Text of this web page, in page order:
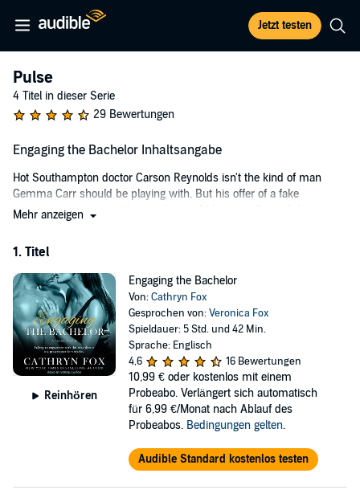
Jetzt testen
Pulse
4 Titel in dieser Serie
29 Bewertungen
Engaging the Bachelor Inhaltsangabe
Hot Southampton doctor Carson Reynolds isn't the kind of man
Gemma Carr should be playing with. But his offer of a fake
engagement comes with sexy, late night house calls, and despite
have her. It's been ten years since he's had her in his arms, but that
hasn't lessened his intense need for her. To save her reputation and
get his parents off his back, he makes her an offer she can't refuse.
It's the perfect set-up—until this fake engagement starts to feel a
little too real....
Contains mature themes.
©2016 Cathryn Fox (P)2022 Tantor
Mehr anzeigen
1. Titel
Reinhören
Engaging the Bachelor
Von:Cathryn Fox
Gesprochen von:Veronica Fox
Spieldauer: 5 Std. und 42 Min.
Sprache: Englisch
4,6
16 Bewertungen
10,99 € oder kostenlos mit einem
Probeabo. Verlängert sich automatisch
für 6,99 €/Monat nach Ablauf des
Probeabos. Bedingungen gelten.
Audible Standard kostenlos testen